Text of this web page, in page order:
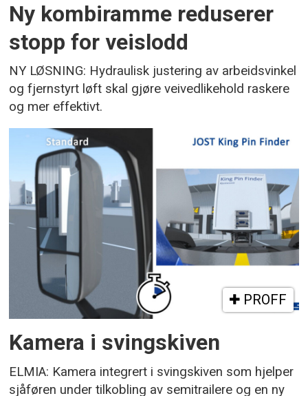
Ny kombiramme reduserer
stopp for veislodd
NY LØSNING: Hydraulisk justering av arbeidsvinkel
og fjernstyrt løft skal gjøre veivedlikehold raskere
og mer effektivt.
PROFF
Kamera i svingskiven
ELMIA: Kamera integrert i svingskiven som hjelper
sjåføren under tilkobling av semitrailere og en ny